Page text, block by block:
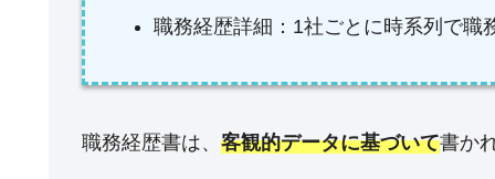
職務経歴詳細：1社ごとに時系列で職
職務経歴書は、 客観的データに基づいて書か